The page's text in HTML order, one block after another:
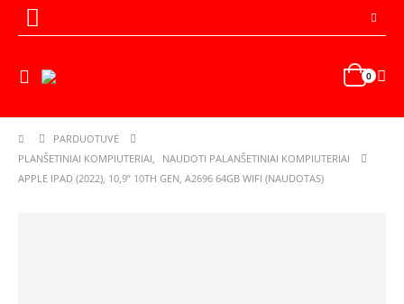
0
PARDUOTUVĖ
PLANŠETINIAI KOMPIUTERIAI,
NAUDOTI PALANŠETINIAI KOMPIUTERIAI
APPLE IPAD (2022), 10,9” 10TH GEN, A2696 64GB WIFI (NAUDOTAS)